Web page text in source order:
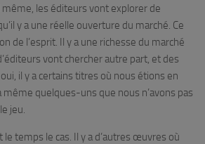
même, les éditeurs vont explorer de
y a une réelle ouverture du marché. Ce
de l’esprit. Il y a une richesse du marché
vont chercher autre part, et des
il y a certains titres où nous étions en
même quelques-uns que nous n’avons pas
jeu.
le temps le cas. Il y a d’autres œuvres où